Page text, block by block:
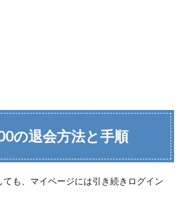
の退会方法と手順
ても、マイページには引き続きログイン